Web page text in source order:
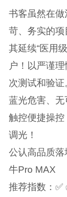
书客虽然在
苛、务实的
其延续“医用
户！以严谨
次测试和验
蓝光危害、
触控便捷操控
调光！
公认高品质
牛Pro MAX
推荐指数：✅